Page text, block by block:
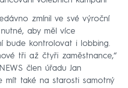
zmínil ve své výroční
aby měl více
bude kontrolovat i lobbing.
tři až čtyři zaměstnance,“
člen úřadu Jan
mít také na starosti samotný